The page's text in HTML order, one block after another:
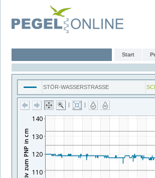
Start
STÖR-WASSERSTRASSE
| |